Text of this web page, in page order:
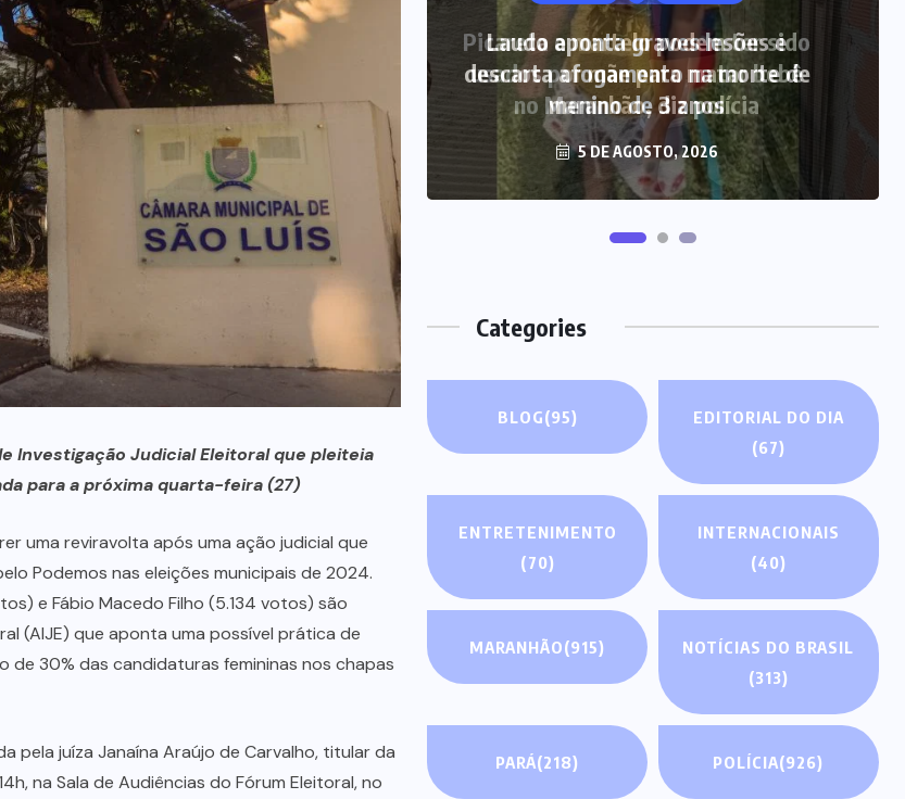
Investigação Judicial Eleitoral que pleiteia
para a próxima quarta-feira (27)
uma reviravolta após uma ação judicial que
Podemos nas eleições municipais de 2024.
e Fábio Macedo Filho (5.134 votos) são
(AIJE) que aponta uma possível prática de
30% das candidaturas femininas nos chapas
pela juíza Janaína Araújo de Carvalho, titular da
na Sala de Audiências do Fórum Eleitoral, no
Laudo aponta graves lesões e
descarta afogamento na morte de
menino de 3 anos
5 DE AGOSTO, 2026
Picareta e martelo podem ter sido
usados por mãe para matar bebê
no Maranhão, diz polícia
5 DE AGOSTO, 2026
Categories
BLOG(95)
EDITORIAL DO DIA
(67)
ENTRETENIMENTO
(70)
INTERNACIONAIS
(40)
MARANHÃO(915)
NOTÍCIAS DO BRASIL
(313)
PARÁ(218) POLÍCIA(926)